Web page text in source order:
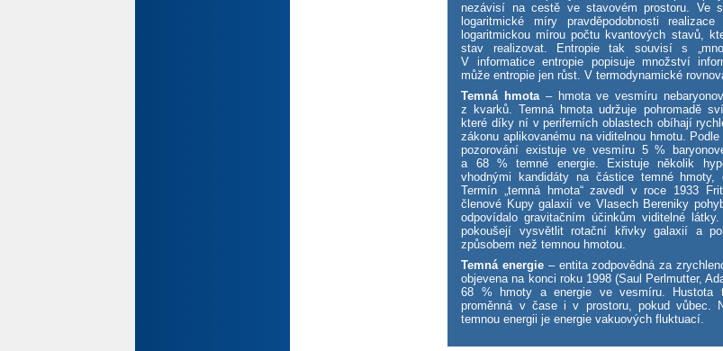
nezávisí na cestě ve stavovém prostoru. Ve
logaritmické míry pravděpodobnosti
logaritmickou mírou počtu kvantových stavů,
stav realizovat. Entropie tak souvisí s
V informatice entropie popisuje množství
může entropie jen růst. V termodynamické
Temná hmota– hmota ve vesmíru
z kvarků. Temná hmota udržuje pohromadě
které díky ní v periferních oblastech obíhají
zákonu aplikovanému na viditelnou hmotu.
pozorování existuje ve vesmíru 5 %
a 68 % temné energie. Existuje několik
vhodnými kandidáty na částice temné hmoty,
Termín „temná hmota“ zavedl v roce 1933
členové Kupy galaxií ve Vlasech Bereniky
odpovídalo gravitačním účinkům viditelné
pokoušejí vysvětlit rotační křivky galaxií a
způsobem než temnou hmotou.
Temná energie – entita zodpovědná za
objevena na konci roku 1998 (Saul Perlmutter,
68 % hmoty a energie ve vesmíru. Hustota
proměnná v čase i v prostoru, pokud vůbec.
temnou energii je energie vakuových fluktuací.